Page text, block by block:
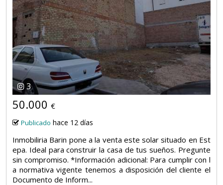
3
50.000 €
Publicado hace 12 días
Inmobiliria Barin pone a la venta este solar situado en Est
epa. Ideal para construir la casa de tus sueños. Pregunte
sin compromiso. *Información adicional: Para cumplir con l
a normativa vigente tenemos a disposición del cliente el
Documento de Inform...